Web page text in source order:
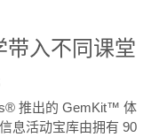
带入不同课堂
推出的 GemKit™ 体
息活动宝库由拥有 90